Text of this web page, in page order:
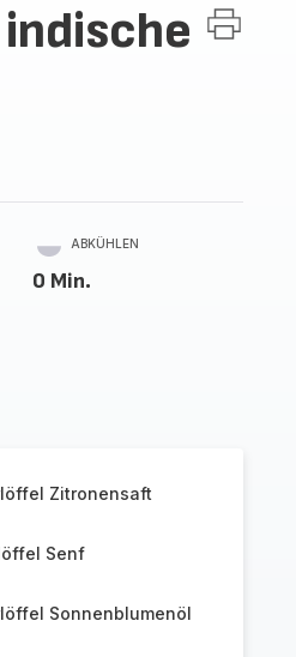
ABKÜHLEN
0 Min.
Zitronensaft
Senf
Sonnenblumenöl